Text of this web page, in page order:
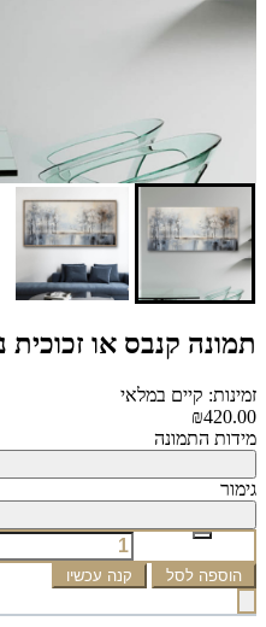
תמונה קנבס או זכוכית
זמינות: קיים במלאי
₪420.00
מידות התמונה
גימור
הוספה לסל קנה עכשיו